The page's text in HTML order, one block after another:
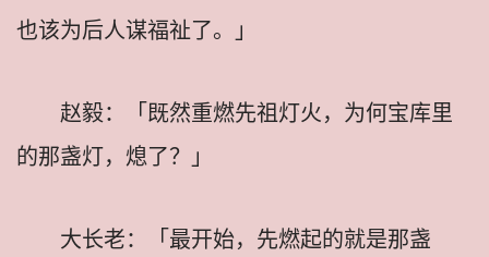
也该为后人谋福祉了。」
赵毅：「既然重燃先祖灯火，为何宝库里
的那盏灯，熄了？」
大长老：「最开始，先燃起的就是那盏